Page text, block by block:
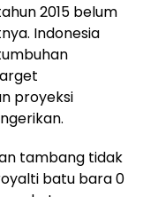
2015 belum
Indonesia
proyeksi
tambang tidak
batu bara 0